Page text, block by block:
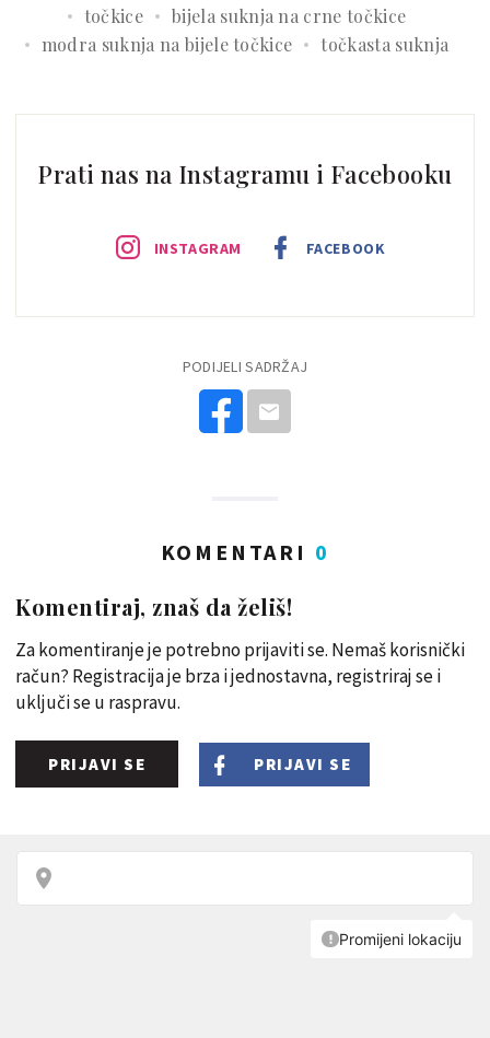
točkice
bijela suknja na crne točkice
modra suknja na bijele točkice
točkasta suknja
Prati nas na Instagramu i Facebooku
INSTAGRAM FACEBOOK
PODIJELI SADRŽAJ
KOMENTARI 0
Komentiraj, znaš da želiš!
Za komentiranje je potrebno prijaviti se. Nemaš korisnički
račun? Registracija je brza i jednostavna, registriraj se i
uključi se u raspravu.
PRIJAVI SE PRIJAVI SE